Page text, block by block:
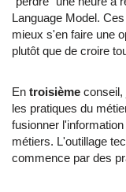
Language Model.
mieux s'en faire une
plutôt que de croire
En troisième conseil,
les pratiques du
fusionner
métiers. L'outillage
commence par des